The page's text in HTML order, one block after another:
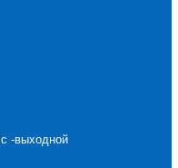
-выходной